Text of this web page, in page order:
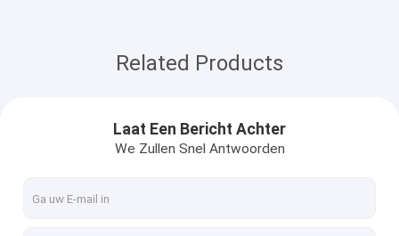
Related Products
Laat Een Bericht Achter
We Zullen Snel Antwoorden